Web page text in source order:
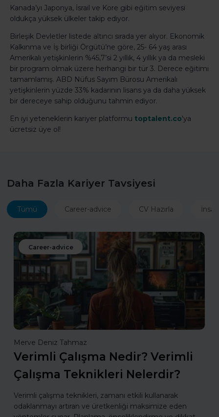
Kanada’yı Japonya, İsrail ve Kore gibi eğitim seviyesi
oldukça yüksek ülkeler takip ediyor.
Birleşik Devletler listede altıncı sırada yer alıyor. Ekonomik
Kalkınma ve İş birliği Örgütü’ne göre, 25- 64 yaş arası
Amerikalı yetişkinlerin %45,7’si 2 yıllık, 4 yıllık ya da mesleki
bir program olmak üzere herhangi bir tür 3. Derece eğitimi
tamamlamış. ABD Nüfus Sayım Bürosu Amerikalı
yetişkinlerin yüzde 33% kadarının lisans ya da daha yüksek
bir dereceye sahip olduğunu tahmin ediyor.
En iyi yeteneklerin kariyer platformu toptalent.co'ya
ücretsiz üye ol!
Daha Fazla Kariyer Tavsiyesi
Tümü Career-advice CV Hazırla
Career-advice
Merve Deniz Tahmaz
Verimli Çalışma Nedir? Verimli
Çalışma Teknikleri Nelerdir?
Verimli çalışma teknikleri, zamanı etkili kullanarak
odaklanmayı artıran ve üretkenliği maksimize eden